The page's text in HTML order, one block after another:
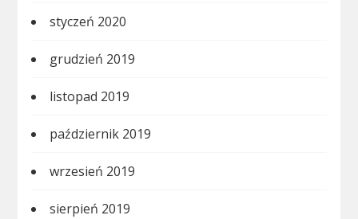
styczeń 2020
grudzień 2019
listopad 2019
październik 2019
wrzesień 2019
sierpień 2019